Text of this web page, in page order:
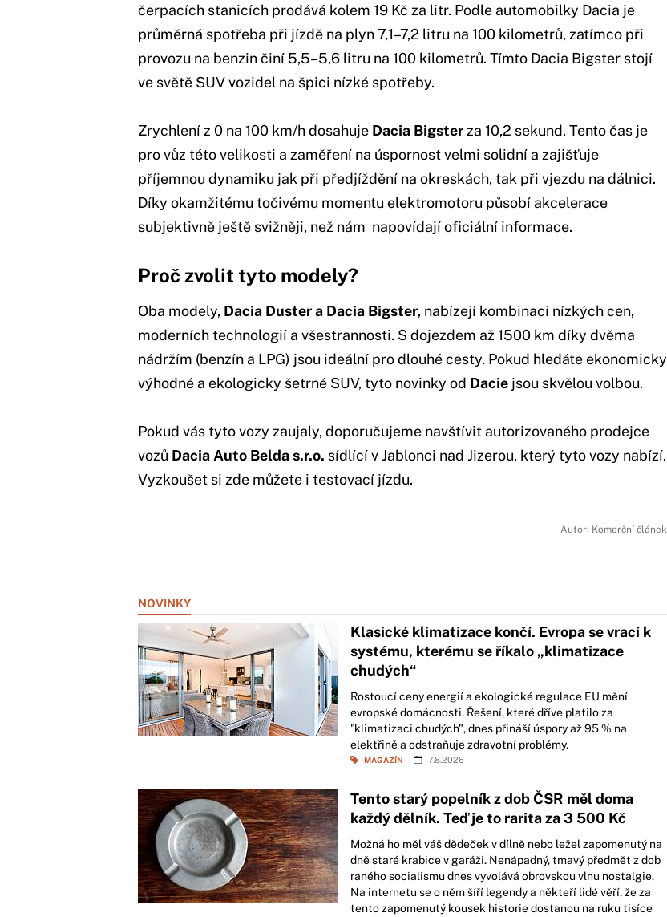
čerpacích stanicích prodává kolem 19 Kč za litr. Podle automobilky Dacia je
průměrná spotřeba při jízdě na plyn 7,1–7,2 litru na 100 kilometrů, zatímco při
provozu na benzin činí 5,5–5,6 litru na 100 kilometrů. Tímto Dacia Bigster stojí
ve světě SUV vozidel na špici nízké spotřeby.
Zrychlení z 0 na 100 km/h dosahuje Dacia Bigster za 10,2 sekund. Tento čas je
pro vůz této velikosti a zaměření na úspornost velmi solidní a zajišťuje
příjemnou dynamiku jak při předjíždění na okreskách, tak při vjezdu na dálnici.
Díky okamžitému točivému momentu elektromotoru působí akcelerace
subjektivně ještě svižněji, než nám napovídají oficiální informace.
Proč zvolit tyto modely?
Oba modely, Dacia Duster a Dacia Bigster, nabízejí kombinaci nízkých cen,
moderních technologií a všestrannosti. S dojezdem až 1500 km díky dvěma
nádržím (benzín a LPG) jsou ideální pro dlouhé cesty. Pokud hledáte ekonomicky
výhodné a ekologicky šetrné SUV, tyto novinky od Dacie jsou skvělou volbou.
Pokud vás tyto vozy zaujaly, doporučujeme navštívit autorizovaného prodejce
vozů Dacia Auto Belda s.r.o. sídlící v Jablonci nad Jizerou, který tyto vozy nabízí.
Vyzkoušet si zde můžete i testovací jízdu.
Autor: Komerční článek
NOVINKY
Klasické klimatizace končí. Evropa se vrací k
systému, kterému se říkalo „klimatizace
chudých“
Rostoucí ceny energií a ekologické regulace EU mění
evropské domácnosti. Řešení, které dříve platilo za
"klimatizaci chudých", dnes přináší úspory až 95 % na
elektřině a odstraňuje zdravotní problémy.
MAGAZÍN 7.8.2026
Tento starý popelník z dob ČSR měl doma
každý dělník. Teď je to rarita za 3 500 Kč
Možná ho měl váš dědeček v dílně nebo ležel zapomenutý na
dně staré krabice v garáži. Nenápadný, tmavý předmět z dob
raného socialismu dnes vyvolává obrovskou vlnu nostalgie.
Na internetu se o něm šíří legendy a někteří lidé věří, že za
tento zapomenutý kousek historie dostanou na ruku tisíce